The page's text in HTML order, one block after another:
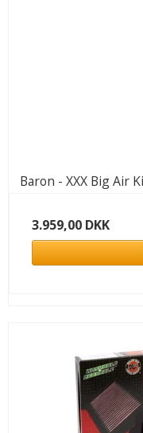
Baron - XXX Big Air
3.959,00 DKK